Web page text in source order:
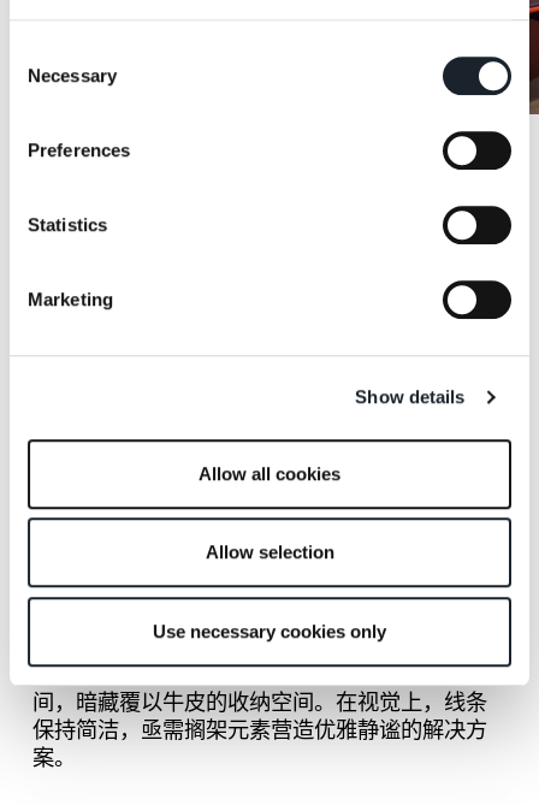
Selection
Necessary
Preferences
Statistics
Marketing
Show details
Allow all cookies
Allow selection
Use necessary cookies only
产品设计理念
Grangala奉上重头戏，两块独立的不同尺寸床头
板，在规模和尺寸上营造戏剧张力。这种分离设
间，暗藏覆以牛皮的收纳空间。在视觉上，线条
保持简洁，亟需搁架元素营造优雅静谧的解决方
案。